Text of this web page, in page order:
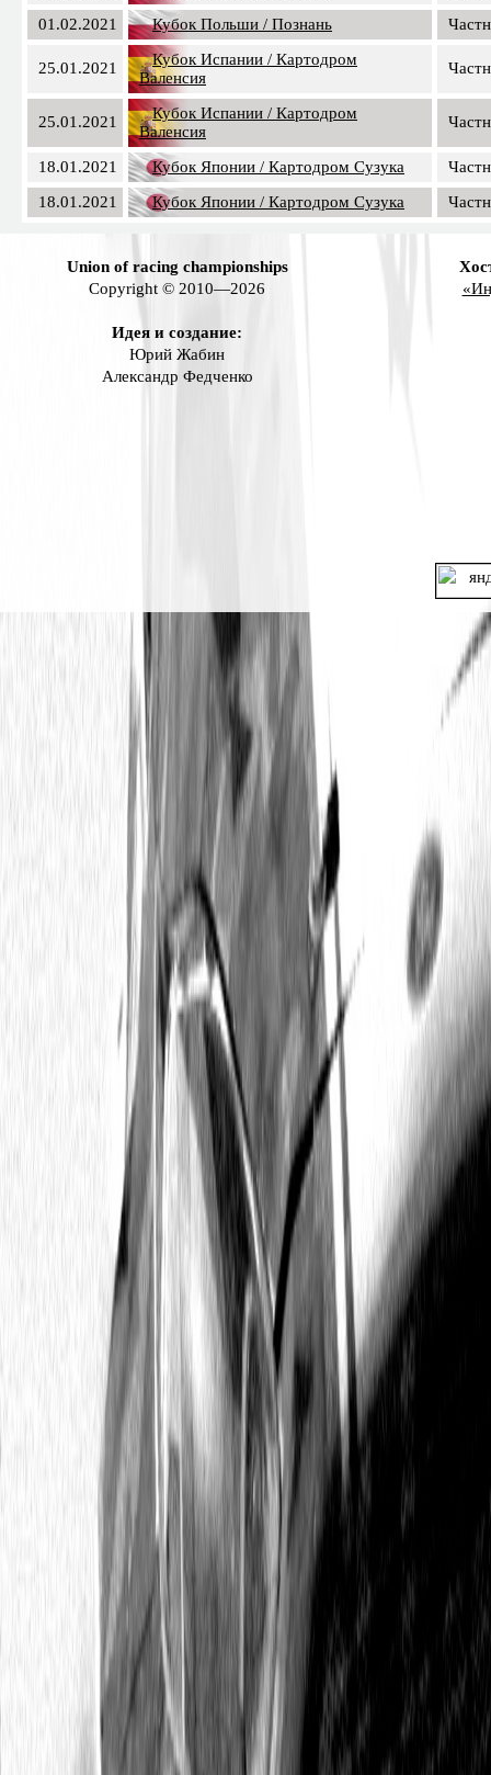
01.02.2021
Кубок Польши / Познань
25.01.2021
Кубок Испании / Картодром
Валенсия
25.01.2021
Кубок Испании / Картодром
Валенсия
18.01.2021 Кубок Японии / Картодром Сузука
18.01.2021
Кубок Японии / Картодром Сузука
Union of racing championships
Copyright © 2010—2026
Идея и создание:
Юрий Жабин
Александр Федченко